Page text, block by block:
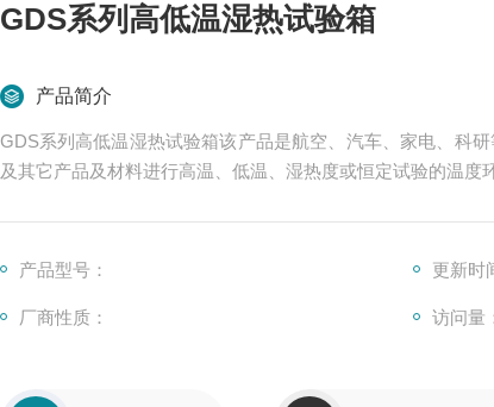
GDS系列高低温湿热试验箱
产品简介
GDS系列高低温湿热试验箱该产品是航空、汽车、家电、科
及其它产品及材料进行高温、低温、湿热度或恒定试验的温度
产品型号： 更新时
厂商性质： 访问量